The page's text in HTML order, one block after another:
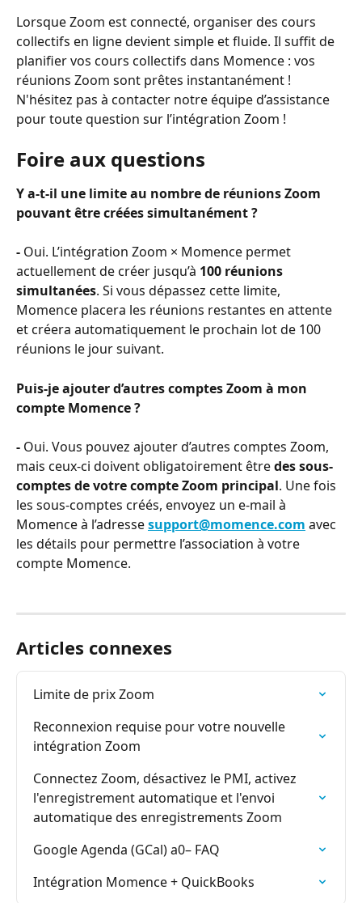
Lorsque Zoom est connecté, organiser des cours
collectifs en ligne devient simple et fluide. Il suffit de
planifier vos cours collectifs dans Momence : vos
réunions Zoom sont prêtes instantanément !
N'hésitez pas à contacter notre équipe d’assistance
pour toute question sur l’intégration Zoom !
Foire aux questions
Y a-t-il une limite au nombre de réunions Zoom
pouvant être créées simultanément ?
- Oui. L’intégration Zoom × Momence permet
actuellement de créer jusqu’à 100 réunions
simultanées. Si vous dépassez cette limite,
Momence placera les réunions restantes en attente
et créera automatiquement le prochain lot de 100
réunions le jour suivant.
Puis-je ajouter d’autres comptes Zoom à mon
compte Momence ?
- Oui. Vous pouvez ajouter d’autres comptes Zoom,
mais ceux-ci doivent obligatoirement être des sous-
comptes de votre compte Zoom principal. Une fois
les sous-comptes créés, envoyez un e-mail à
Momence à l’adresse support@momence.com avec
les détails pour permettre l’association à votre
compte Momence.
Articles connexes
Limite de prix Zoom
Reconnexion requise pour votre nouvelle
intégration Zoom
Connectez Zoom, désactivez le PMI, activez
l'enregistrement automatique et l'envoi
automatique des enregistrements Zoom
Google Agenda (GCal) a0– FAQ
Intégration Momence + QuickBooks